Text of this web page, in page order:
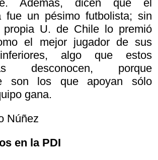
Además, dicen que el
fue un pésimo futbolista; sin
propia U. de Chile lo premió
el mejor jugador de sus
algo que estos
desconocen, porque
son los que apoyan sólo
gana.
Núñez
en la PDI